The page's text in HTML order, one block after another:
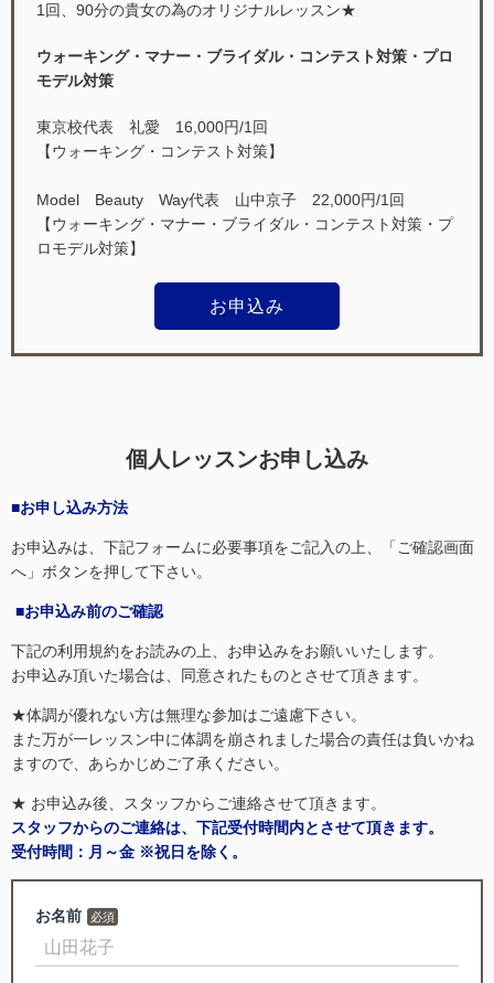
1回、90分の貴女の為のオリジナルレッスン★
ウォーキング・マナー・ブライダル・コンテスト対策・プロ
モデル対策
東京校代表 礼愛 16,000円/1回
【ウォーキング・コンテスト対策】
Model Beauty Way代表 山中京子 22,000円/1回
【ウォーキング・マナー・ブライダル・コンテスト対策・プ
ロモデル対策】
お申込み
個人レッスンお申し込み
■お申し込み方法
お申込みは、下記フォームに必要事項をご記入の上、「ご確認画面
へ」ボタンを押して下さい。
■お申込み前のご確認
下記の利用規約をお読みの上、お申込みをお願いいたします。
お申込み頂いた場合は、同意されたものとさせて頂きます。
★体調が優れない方は無理な参加はご遠慮下さい。
また万が一レッスン中に体調を崩されました場合の責任は負いかね
ますので、あらかじめご了承ください。
★ お申込み後、スタッフからご連絡させて頂きます。
スタッフからのご連絡は、下記受付時間内とさせて頂きます。
受付時間：月～金 ※祝日を除く。
お名前